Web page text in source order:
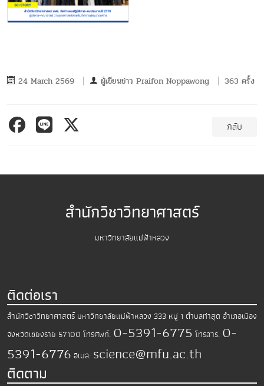
24 March 2569 ผู้เขียนข่าว Praifon Noppawong 363 ครั้ง
กลับ
สำนักวิชาวิทยาศาสตร์
มหาวิทยาลัยแม่ฟ้าหลวง
ติดต่อเรา
สำนักวิชาวิทยาศาสตร์ มหาวิทยาลัยแม่ฟ้าหลวง 333 หมู่ 1 ตำบลท่าสุด อำเภอเมือง
จังหวัดเชียงราย 57100 โทรศัพท์. 0-5391-6775 โทรสาร. 0-
5391-6776 อีเมล: science@mfu.ac.th
ติดตาม